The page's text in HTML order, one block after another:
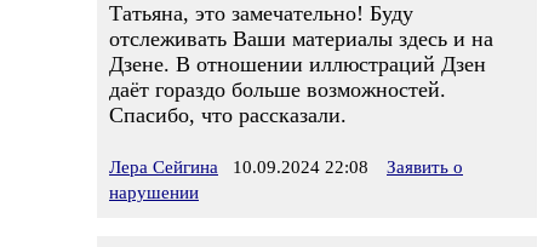
Татьяна, это замечательно! Буду
отслеживать Ваши материалы здесь и на
Дзене. В отношении иллюстраций Дзен
даёт гораздо больше возможностей.
Спасибо, что рассказали.
Лера Сейгина 10.09.2024 22:08
Заявить о
нарушении